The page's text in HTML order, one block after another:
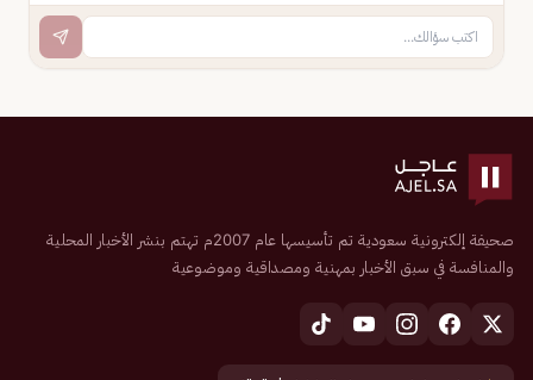
صحيفة إلكترونية سعودية تم تأسيسها عام 2007م تهتم بنشر الأخبار المحلية
والمنافسة في سبق الأخبار بمهنية ومصداقية وموضوعية